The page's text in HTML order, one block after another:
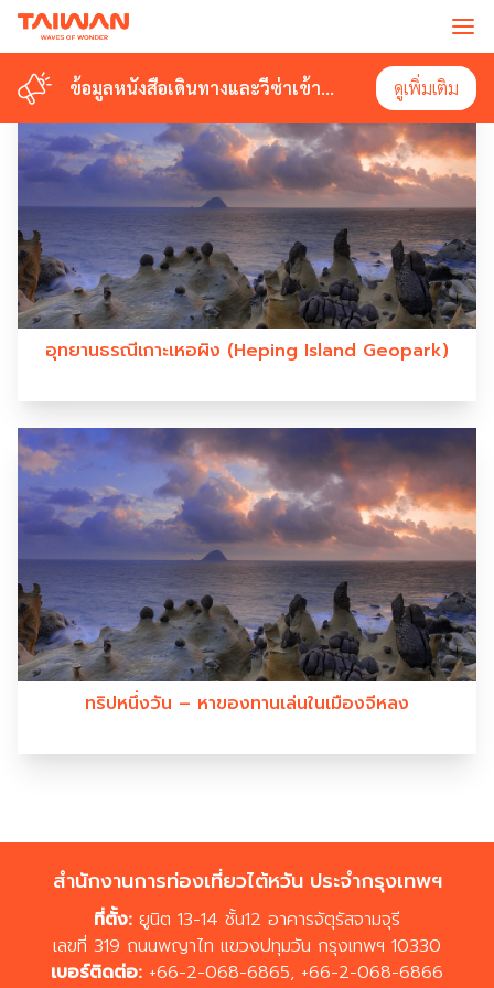
ข้อมูลหนังสือเดินทางและวีซ่าเข้า
ดูเพิ่มเติม
ข้อมูลหนังสือเดินทางและวีซ่าเข้า
ดูเพิ่มเติม
#HEPINGISLANDPARK
อุทยานธรณีเกาะเหอผิง (Heping Island Geopark)
ทริปหนึ่งวัน – หาของทานเล่นในเมืองจีหลง
สำนักงานการท่องเที่ยวไต้หวัน ประจำกรุงเทพฯ
ที่ตั้ง: ยูนิต 13-14 ชั้น12 อาคารจัตุรัสจามจุรี
เลขที่ 319 ถนนพญาไท แขวงปทุมวัน กรุงเทพฯ 10330
เบอร์ติดต่อ: +66-2-068-6865, +66-2-068-6866